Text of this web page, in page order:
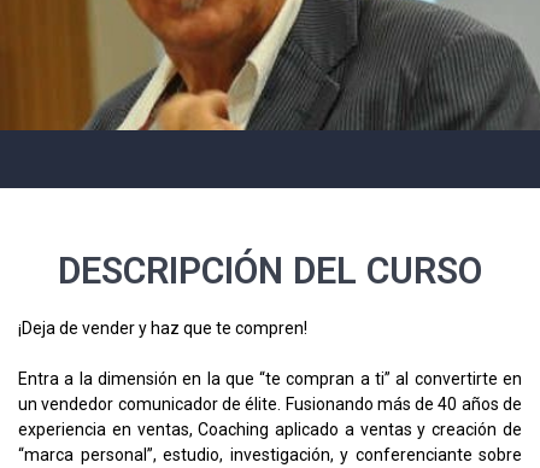
DESCRIPCIÓN DEL CURSO
¡Deja de vender y haz que te compren!
Entra a la dimensión en la que “te compran a ti” al convertirte en
un vendedor comunicador de élite. Fusionando más de 40 años de
experiencia en ventas, Coaching aplicado a ventas y creación de
“marca personal”, estudio, investigación, y conferenciante sobre